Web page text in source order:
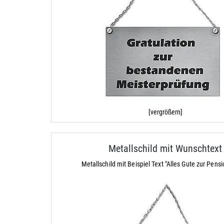
[vergrößern]
Metallschild mit Wunschtext
Metallschild mit Beispiel Text "Alles Gute zur